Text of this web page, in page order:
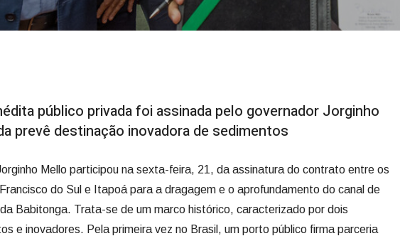
público privada foi assinada pelo governador Jorginho
prevê destinação inovadora de sedimentos
Mello participou na sexta-feira, 21, da assinatura do contrato entre os
do Sul e Itapoá para a dragagem e o aprofundamento do canal de
Babitonga. Trata-se de um marco histórico, caracterizado por dois
e inovadores. Pela primeira vez no Brasil, um porto público firma parceria